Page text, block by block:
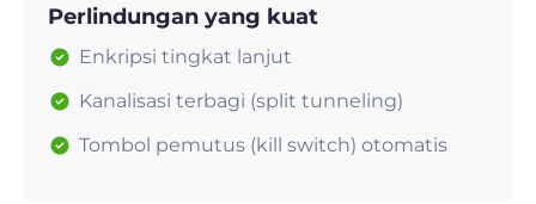
Perlindungan yang kuat
Enkripsi tingkat lanjut
Kanalisasi terbagi (split tunneling)
Tombol pemutus (kill switch) otomatis